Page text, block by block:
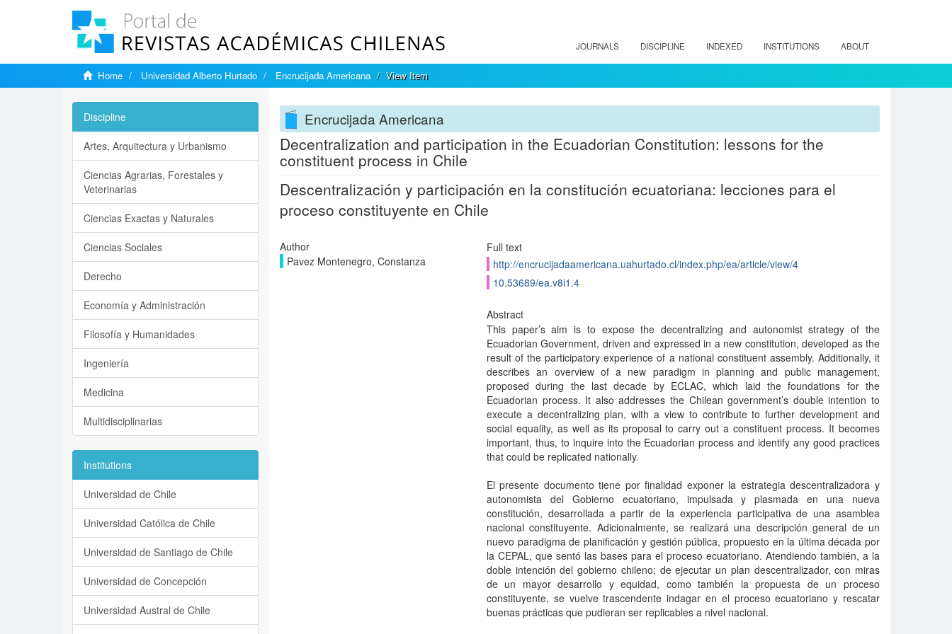
JOURNALS DISCIPLINE INDEXED INSTITUTIONS ABOUT
Home Universidad Alberto Hurtado Encrucijada Americana View Item
Encrucijada Americana
Decentralization and participation in the Ecuadorian Constitution: lessons for the
constituent process in Chile
Descentralización y participación en la constitución ecuatoriana: lecciones para el
proceso constituyente en Chile
Author
Pavez Montenegro, Constanza
Full text
http://encrucijadaamericana.uahurtado.cl/index.php/ea/article/view/4
10.53689/ea.v8i1.4
Abstract
This paper’s aim is to expose the decentralizing and autonomist strategy of the
Ecuadorian Government, driven and expressed in a new constitution, developed as the
result of the participatory experience of a national constituent assembly. Additionally, it
describes an overview of a new paradigm in planning and public management,
proposed during the last decade by ECLAC, which laid the foundations for the
Ecuadorian process. It also addresses the Chilean government’s double intention to
execute a decentralizing plan, with a view to contribute to further development and
social equality, as well as its proposal to carry out a constituent process. It becomes
important, thus, to inquire into the Ecuadorian process and identify any good practices
that could be replicated nationally.
El presente documento tiene por finalidad exponer la estrategia descentralizadora y
autonomista del Gobierno ecuatoriano, impulsada y plasmada en una nueva
constitución, desarrollada a partir de la experiencia participativa de una asamblea
nacional constituyente. Adicionalmente, se realizará una descripción general de un
nuevo paradigma de planificación y gestión pública, propuesto en la última década por
la CEPAL, que sentó las bases para el proceso ecuatoriano. Atendiendo también, a la
doble intención del gobierno chileno; de ejecutar un plan descentralizador, con miras
de un mayor desarrollo y equidad, como también la propuesta de un proceso
constituyente, se vuelve trascendente indagar en el proceso ecuatoriano y rescatar
buenas prácticas que pudieran ser replicables a nivel nacional.
Discipline
Artes, Arquitectura y Urbanismo
Ciencias Agrarias, Forestales y
Veterinarias
Ciencias Exactas y Naturales
Ciencias Sociales
Derecho
Economía y Administración
Filosofía y Humanidades
Ingeniería
Medicina
Multidisciplinarias
Institutions
Universidad de Chile
Universidad Católica de Chile
Universidad de Santiago de Chile
Universidad de Concepción
Universidad Austral de Chile